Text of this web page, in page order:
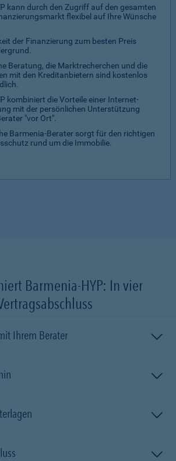
kann durch den Zugriff auf den gesamten
flexibel auf Ihre Wünsche
der Finanzierung zum besten Preis
Beratung, die Marktrecherchen und die
mit den Kreditanbietern sind kostenlos
kombiniert die Vorteile einer Internet-
mit der persönlichen Unterstützung
"vor Ort".
Barmenia-Berater sorgt für den richtigen
rund um die Immobilie.
Barmenia-HYP: In vier
Ihrem Berater